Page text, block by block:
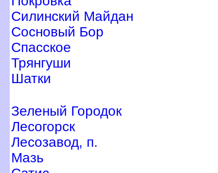
Силинский Майдан
Сосновый Бор
Спасское
Трянгуши
Шатки
Зеленый Городок
Лесогорск
Лесозавод, п.
Мазь